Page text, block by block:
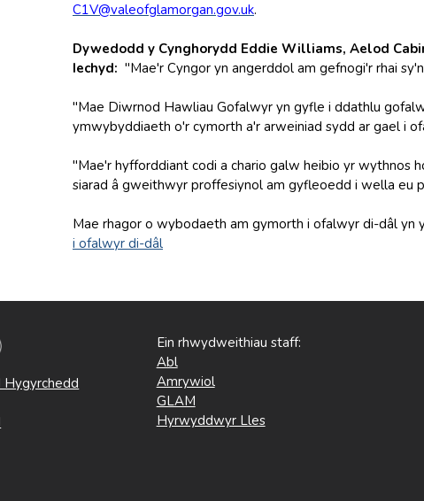
C1V@valeofglamorgan.gov.uk.
Dywedodd y Cynghorydd Eddie Williams, Aelod
Iechyd: "Mae'r Cyngor yn angerddol am gefnogi'r rhai
"Mae Diwrnod Hawliau Gofalwyr yn gyfle i ddathlu
ymwybyddiaeth o'r cymorth a'r arweiniad sydd ar gael i
"Mae'r hyfforddiant codi a chario galw heibio yr wythnos
siarad â gweithwyr proffesiynol am gyfleoedd i wella eu
Mae rhagor o wybodaeth am gymorth i ofalwyr di-dâl yn
i ofalwyr di-dâl
Hygyrchedd
Ein rhwydweithiau staff:
Abl
Amrywiol
GLAM
Hyrwyddwyr Lles